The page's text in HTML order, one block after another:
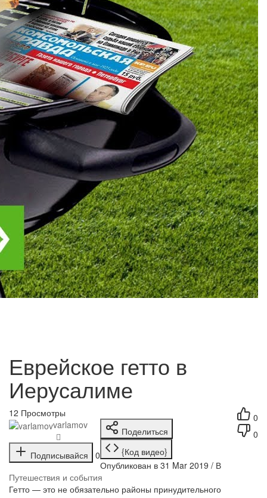
Еврейское гетто в
Иерусалиме
0
0
12 Просмотры
varlamov
Подписывайся 0
Поделиться
{Код видео}
Опубликован в 31 Mar 2019 / В
Путешествия и события
Гетто — это не обязательно районы принудительного